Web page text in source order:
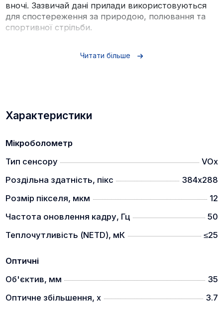
вночі. Зазвичай дані прилади використовуються
для спостереження за природою, полювання та
спортивної стрільби.
розрахувати траєкторію ваших куль і надати вам
точну точку прицілювання, дозволяючи Вам
зробити влучний постріл.
Лазерний далекомір (моделі LRF)
Вночі важко оцінити відстань, за допомогою
вбудованого лазерного далекоміра ви можете
Читати більше
Характеристики
Мікроболометр
Тип сенсору
VOx
Роздільна здатність, пікс
384х288
Розмір пікселя, мкм
12
Частота оновлення кадру, Гц
50
Теплочутливість (NETD), мК
≤25
Оптичні
Об'єктив, мм
35
Оптичне збільшення, x
3.7